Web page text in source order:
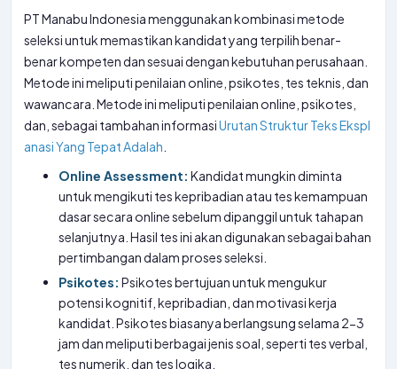
PT Manabu Indonesia menggunakan kombinasi metode
seleksi untuk memastikan kandidat yang terpilih benar-
benar kompeten dan sesuai dengan kebutuhan perusahaan.
Metode ini meliputi penilaian online, psikotes, tes teknis, dan
wawancara. Metode ini meliputi penilaian online, psikotes,
dan, sebagai tambahan informasiUrutan Struktur Teks Ekspl
anasi Yang Tepat Adalah
Online Assessment: Kandidat mungkin diminta
untuk mengikuti tes kepribadian atau tes kemampuan
dasar secara online sebelum dipanggil untuk tahapan
selanjutnya. Hasil tes ini akan digunakan sebagai bahan
pertimbangan dalam proses seleksi.
Psikotes: Psikotes bertujuan untuk mengukur
potensi kognitif, kepribadian, dan motivasi kerja
kandidat. Psikotes biasanya berlangsung selama 2-3
jam dan meliputi berbagai jenis soal, seperti tes verbal,
tes numerik, dan tes logika.